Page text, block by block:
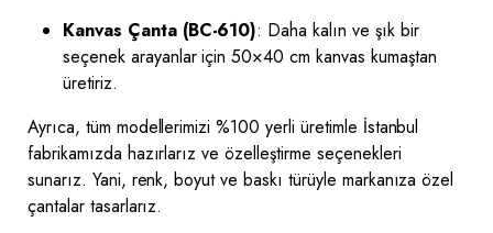
Kanvas Çanta (BC-610): Daha kalın ve şık bir
seçenek arayanlar için 50×40 cm kanvas kumaştan
üretiriz.
Ayrıca, tüm modellerimizi %100 yerli üretimle İstanbul
fabrikamızda hazırlarız ve özelleştirme seçenekleri
sunarız. Yani, renk, boyut ve baskı türüyle markanıza özel
çantalar tasarlarız.